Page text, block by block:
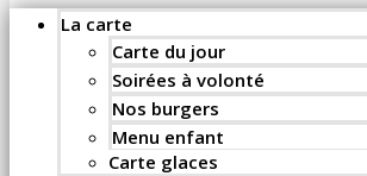
La carte
Carte du jour
Soirées à volonté
Nos burgers
Menu enfant
Carte glaces